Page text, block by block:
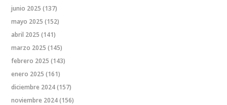
junio 2025 (137)
mayo 2025 (152)
abril 2025 (141)
marzo 2025 (145)
febrero 2025 (143)
enero 2025 (161)
diciembre 2024(157)
noviembre 2024(156)